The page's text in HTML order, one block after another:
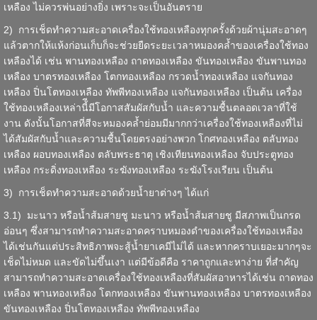
เหลือง ไม่ควรพ่นอย่างยิ่ง เพราะจะเป็นอันตราย
2) การเช็ดทำความสะอาดเครื่องใช้ทองเหลืองทุกครั้งด้วยผ้านุ่มสะอาดๆ
แล้วตากให้แห้งก่อนเก็บก็จะช่วยยืดระยะเวลาหมองคล้ำของเครื่องใช้ทอง
เหลืองได้ เช่น พานทองเหลือง ถาดทองเหลือง ขันทองเหลือง ขันพานทอง
เหลือง บาตรทองเหลือง โตกทองเหลือง กรวดน้ำทองเหลือง แจกันทอง
เหลือง ปิ่นโตทองเหลือง ทัพพีทองเหลือง แจกันทองเหลือง เป็นต้น เครื่อง
ใช้ทองเหลืองเหล่านี้ีมีโอกาสสัมผัสกับน้ำ และความชื้นตลอดเวลาที่ใช้
งาน ดังนั้นโอกาสที่สีจะหมองคล้ำย่อมมีมากกว่าเครื่องใช้ทองเหลืองที่ไม่
ได้สัมผัสกับน้ำและความชื้นโดยตรงอย่างพวก โกศทองเหลือง ตลับทอง
เหลือง ผอบทองเหลือง ตลับพระธาตุ เชิงเทียนทองเหลือง จับประตูทอง
เหลือง กระดิ่งทองเหลือง ระฆังทองเหลือง ระฆังโรงเรียน เป็นต้น
3) การเช็ดทำความสะอาดด้วยน้ำยาต่างๆ ได้แก่
3.1) มะนาว หรือน้ำส้มสายชู มะนาว หรือน้ำส้มสายชู มีสภาพเป็นกรด
อ่อนๆ ซึ่งสามารถทำความสะอาดคราบหมองดำของเครื่องใช้ทองเหลือง
ได้เช่นกันแต่ประสิทธิภาพจะสู้น้ำยาเคมีไม่ได้ และหากคราบเยอะมากๆจะ
เช็ดไม่หมด และขัดไม่ขึ้นเงา แต่มีข้อดีคือ ราคาถูกและหาง่าย ที่สำคัญ
สามารถทำความสะอาดเครื่องใช้ทองเหลืองที่สัมผัสอาหารได้เช่น ถาดทอง
เหลือง พานทองเหลือง โตกทองเหลือง ขันพานทองเหลือง บาตรทองเหลือง
ขันทองเหลือง ปิ่นโตทองเหลือง ทัพพีทองเหลือง